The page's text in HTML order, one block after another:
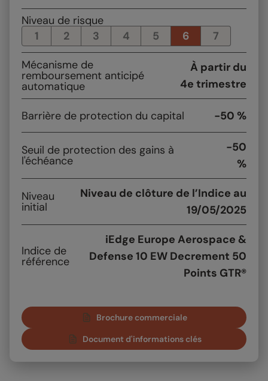
Niveau de risque
1
2 3 4 5 6
7
Mécanisme de
remboursement anticipé
automatique
À partir du
4e trimestre
Barrière de protection du capital -50 %
Seuil de protection des gains à
l'échéance
-50
%
Niveau
initial
Niveau de clôture de l’Indice au
19/05/2025
Indice de
référence
iEdge Europe Aerospace &
Defense 10 EW Decrement 50
Points GTR®
Brochure commerciale
Document d'informations clés